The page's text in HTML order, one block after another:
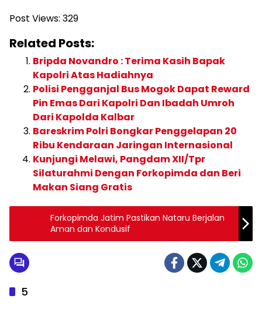
Post Views: 329
Related Posts:
Bripda Novandro : Terima Kasih Bapak
Kapolri Atas Hadiahnya
Polisi Pengganjal Bus Mogok Dapat Reward
Pin Emas Dari Kapolri Dan Ibadah Umroh
Dari Kapolda Kalbar
Bareskrim Polri Bongkar Penggelapan 20
Ribu Kendaraan Jaringan Internasional
Kunjungi Melawi, Pangdam XII/Tpr
Silaturahmi Dengan Forkopimda dan Beri
Makan Siang Gratis
Forkopimda Jatim Pastikan Nataru Berjalan
Aman dan Kondusif
5
TNI - POLRI